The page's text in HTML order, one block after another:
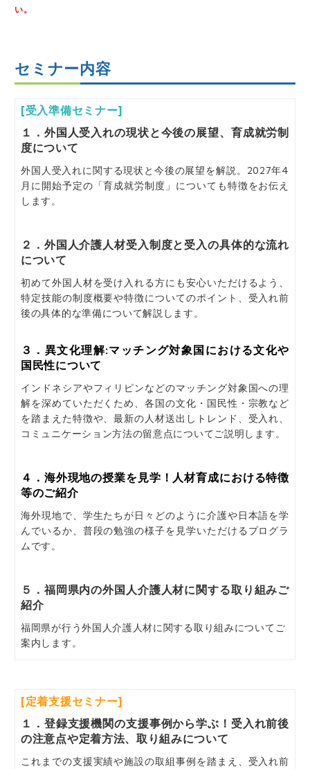
い。
セミナー内容
[受入準備セミナー]
１．外国人受入れの現状と今後の展望、育成就労制
度について
外国人受入れに関する現状と今後の展望を解説。2027年4
月に開始予定の「育成就労制度」についても特徴をお伝え
します。
２．外国人介護人材受入制度と受入の具体的な流れ
について
初めて外国人材を受け入れる方にも安心いただけるよう、
特定技能の制度概要や特徴についてのポイント、受入れ前
後の具体的な準備について解説します。
３．異文化理解:マッチング対象国における文化や
国民性について
インドネシアやフィリピンなどのマッチング対象国への理
解を深めていただくため、各国の文化・国民性・宗教など
を踏まえた特徴や、最新の人材送出しトレンド、受入れ、
コミュニケーション方法の留意点についてご説明します。
４．海外現地の授業を見学！人材育成における特徴
等のご紹介
海外現地で、学生たちが日々どのように介護や日本語を学
んでいるか、普段の勉強の様子を見学いただけるプログラ
ムです。
５．福岡県内の外国人介護人材に関する取り組みご
紹介
福岡県が行う外国人介護人材に関する取り組みについてご
案内します。
[定着支援セミナー]
１．登録支援機関の支援事例から学ぶ！受入れ前後
の注意点や定着方法、取り組みについて
これまでの支援実績や施設の取組事例を踏まえ、受入れ前